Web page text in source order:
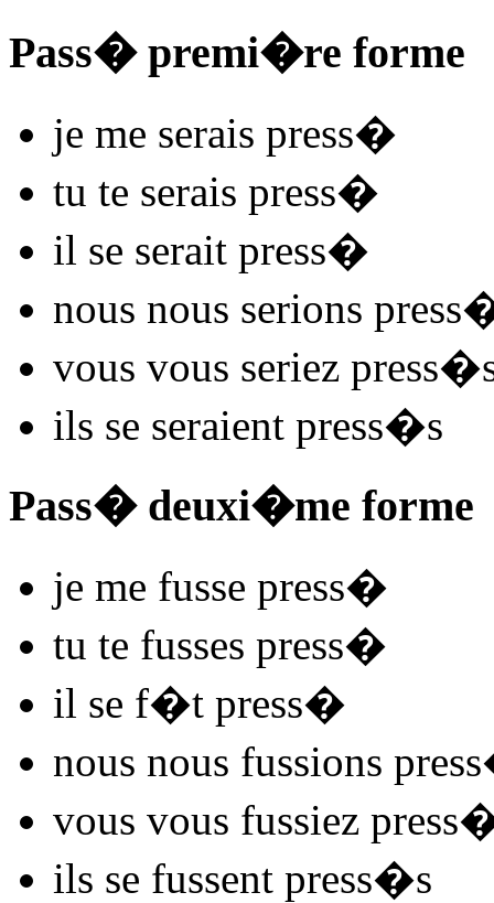
Pass� premi�re forme
je me serais press�
tu te serais press�
il se serait press�
nous nous serions press
vous vous seriez press
ils se seraient press�s
Pass� deuxi�me forme
je me fusse press�
tu te fusses press�
il se f�t press�
nous nous fussions press
vous vous fussiez press
ils se fussent press�s